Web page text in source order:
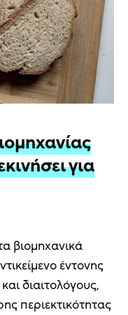
για
βιομηχανικά
έντονης
διαιτολόγους,
περιεκτικότητας